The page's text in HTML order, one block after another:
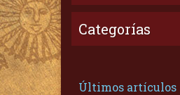
Categorías
Últimos artículos